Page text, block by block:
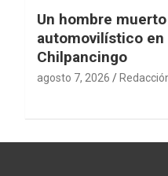
Un hombre
automovilístico en
Chilpancingo
agosto 7, 2026